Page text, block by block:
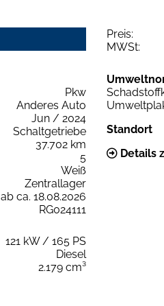
Preis:
MWSt:
Pkw
Anderes Auto
Jun / 2024
Schaltgetriebe
37.702 km
5
Weiß
Zentrallager
ab ca. 18.08.2026
RG024111
121 kW / 165 PS
Diesel
2.179 cm³
Standort
Details